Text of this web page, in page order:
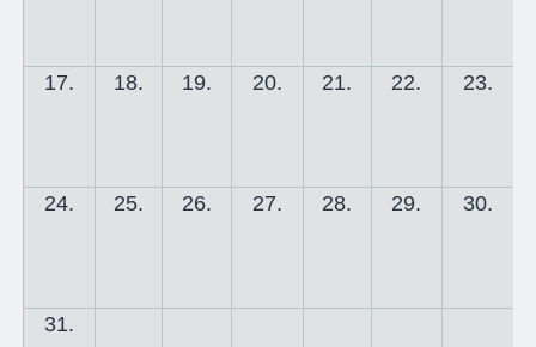
17. 18. 19. 20. 21. 22. 23.
24. 25. 26. 27. 28. 29. 30.
31.